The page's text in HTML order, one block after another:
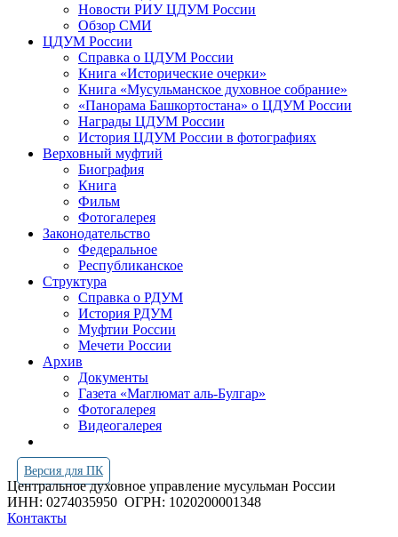
Новости РИУ ЦДУМ России
Обзор СМИ
ЦДУМ России
Справка о ЦДУМ России
Книга «Исторические очерки»
Книга «Мусульманское духовное собрание»
«Панорама Башкортостана» о ЦДУМ России
Награды ЦДУМ России
История ЦДУМ России в фотографиях
Верховный муфтий
Биография
Книга
Фильм
Фотогалерея
Законодательство
Федеральное
Республиканское
Структура
Справка о РДУМ
История РДУМ
Муфтии России
Мечети России
Архив
Документы
Газета «Маглюмат аль-Булгар»
Фотогалерея
Видеогалерея
Версия для ПК
Центральное духовное управление мусульман России
ИНН: 0274035950 ОГРН: 1020200001348
Контакты